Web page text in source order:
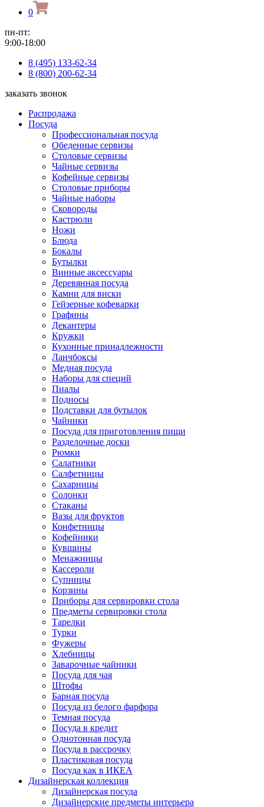
0
пн-пт:
9:00-18:00
8 (495) 133-62-34
8 (800) 200-62-34
заказать звонок
Распродажа
Посуда
Профессиональная посуда
Обеденные сервизы
Столовые сервизы
Чайные сервизы
Кофейные сервизы
Столовые приборы
Чайные наборы
Сковороды
Кастрюли
Ножи
Блюда
Бокалы
Бутылки
Винные аксессуары
Деревянная посуда
Камни для виски
Гейзерные кофеварки
Графины
Декантеры
Кружки
Кухонные принадлежности
Ланчбоксы
Медная посуда
Наборы для специй
Пиалы
Подносы
Подставки для бутылок
Чайники
Посуда для приготовления пищи
Разделочные доски
Рюмки
Салатники
Салфетницы
Сахарницы
Солонки
Стаканы
Вазы для фруктов
Конфетницы
Кофейники
Кувшины
Менажницы
Кассероли
Супницы
Корзины
Приборы для сервировки стола
Предметы сервировки стола
Тарелки
Турки
Фужеры
Хлебницы
Заварочные чайники
Посуда для чая
Штофы
Барная посуда
Посуда из белого фарфора
Темная посуда
Посуда в кредит
Однотонная посуда
Посуда в рассрочку
Пластиковая посуда
Посуда как в ИКЕА
Дизайнерская коллекция
Дизайнерская посуда
Дизайнерские предметы интерьера